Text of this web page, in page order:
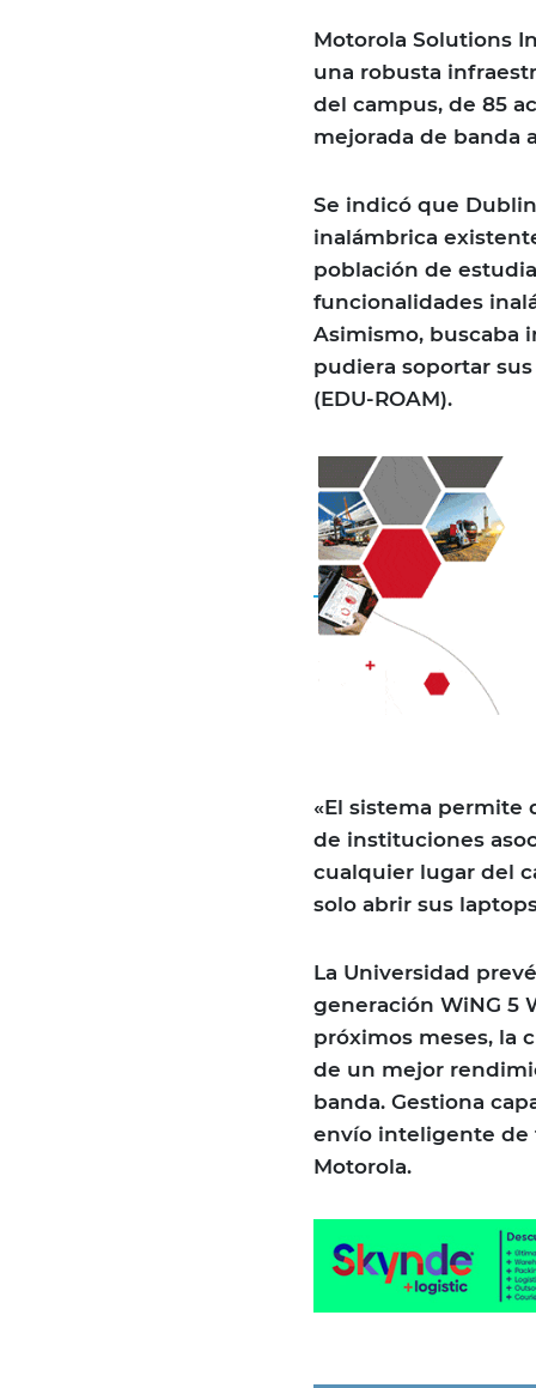
Motorola Solutions
una robusta
del campus, de 85
mejorada de banda
Se indicó que
inalámbrica
población de
funcionalidades
Asimismo, buscaba
pudiera soportar
(EDU-ROAM).
«El sistema permite
de instituciones
cualquier lugar del
solo abrir sus
La Universidad
generación WiNG 5
próximos meses, la
de un mejor
banda. Gestiona
envío inteligente de
Motorola.